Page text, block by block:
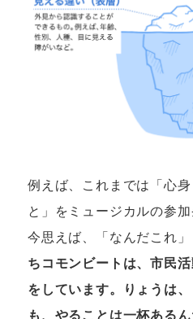
例えば、これまでは「心
と」をミュージカルの参加
今思えば、「なんだこれ」
ちコモンビートは、市民
をしています。りょうは
も、やることは一杯ある